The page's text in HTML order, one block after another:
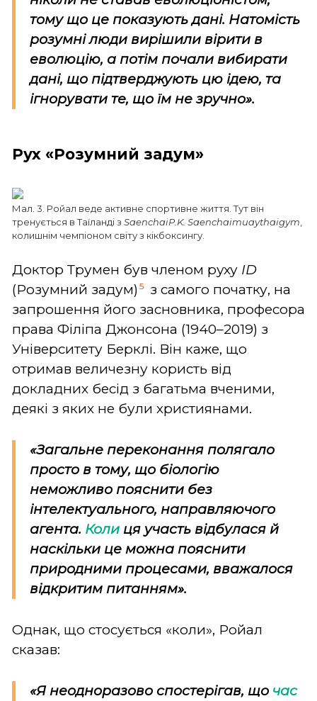
тому що це показують дані. Натомість
розумні люди вирішили вірити в
еволюцію, а потім почали вибирати
дані, що підтверджують цю ідею, та
ігнорувати те, що їм не зручно».
Рух «Розумний задум»
Мал. 3. Ройал веде активне спортивне життя. Тут він
тренується в Таїланді з SaenchaiP.K. Saenchaimuaythaigym
колишнім чемпіоном світу з кікбоксингу.
Доктор Трумен був членом руху ID
(Розумний задум) 5
з самого початку, на
запрошення його засновника, професора
права Філіпа Джонсона (1940–2019) з
Університету Берклі. Він каже, що
отримав величезну користь від
докладних бесід з багатьма вченими,
деякі з яких не були християнами.
«Загальне переконання полягало
просто в тому, що біологію
неможливо пояснити без
інтелектуального, направляючого
агента. Коли ця участь відбулася й
наскільки це можна пояснити
природними процесами, вважалося
відкритим питанням».
Однак, що стосується «коли», Ройал
сказав:
«Я неодноразово спостерігав, що час